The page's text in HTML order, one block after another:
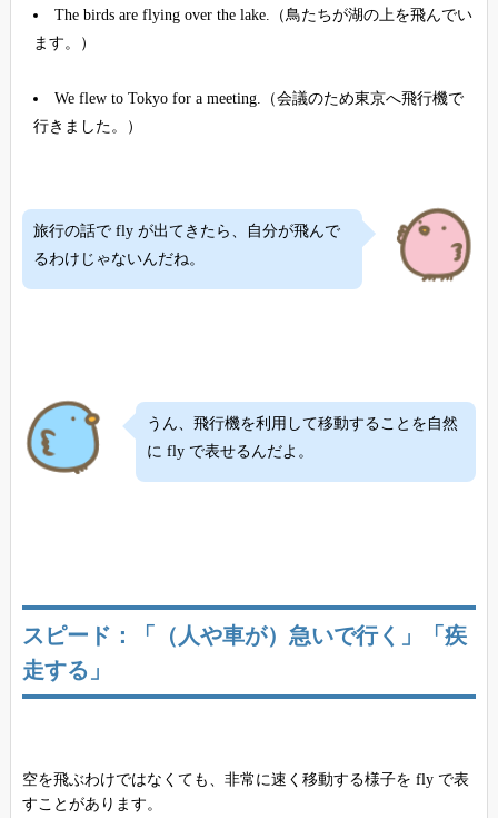
The birds are flying over the lake.（鳥たちが湖の上を飛んでい
ます。）
We flew to Tokyo for a meeting.（会議のため東京へ飛行機で
行きました。）
旅行の話で fly が出てきたら、自分が飛んで
るわけじゃないんだね。
うん、飛行機を利用して移動することを自然
に fly で表せるんだよ。
スピード：「（人や車が）急いで行く」「疾
走する」
空を飛ぶわけではなくても、非常に速く移動する様子を fly で表
すことがあります。